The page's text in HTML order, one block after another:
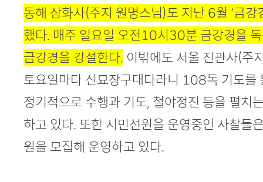
동해 삼화사(주지 원명스님)도 지난 6월 ‘금강
했다. 매주 일요일 오전10시30분 금강경을
금강경을 강설한다. 이밖에도 서울 진관사(주
토요일마다 신묘장구대다라니 108독 기도를
정기적으로 수행과 기도, 철야정진 등을 펼치
하고 있다. 또한 시민선원을 운영중인 사찰들
원을 모집해 운영하고 있다.